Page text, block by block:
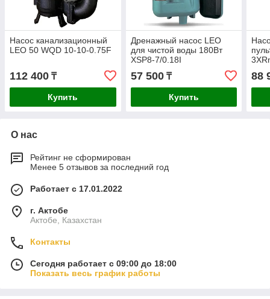
Насос канализационный
LEO 50 WQD 10-10-0.75F
112 400 ₸
Купить
Дренажный насос LEO
для чистой воды 180Вт
XSP8-7/0.18I
57 500₸
Купить
88
О нас
Рейтинг не сформирован
Менее 5 отзывов за последний год
Работает с 17.01.2022
г. Актобе
Актобе, Казахстан
Контакты
Сегодня работает с 09:00 до 18:00
Показать весь график работы